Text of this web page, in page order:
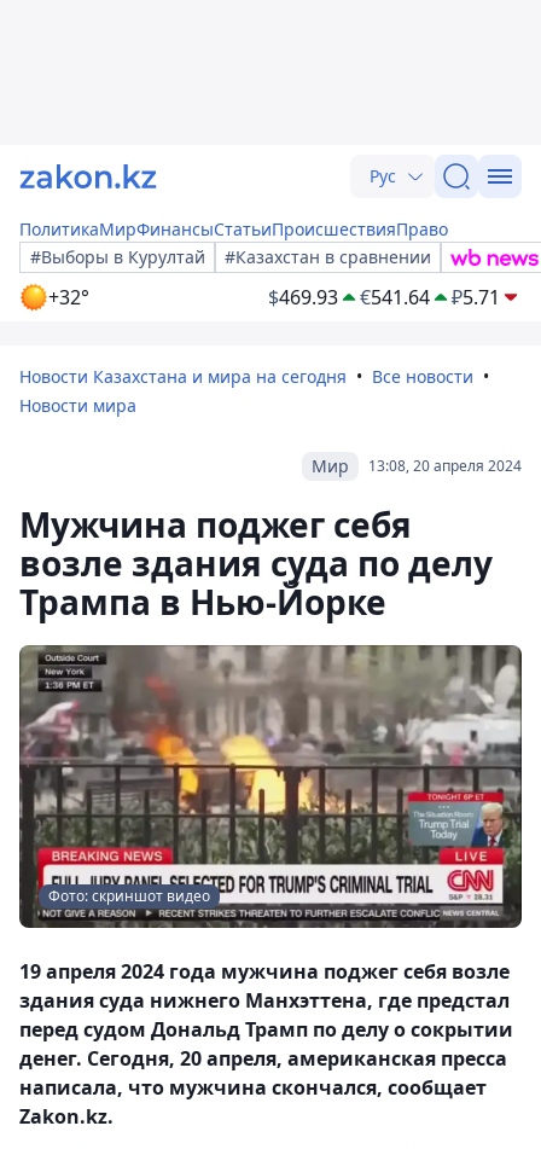
Рус
ПолитикаМирФинансыСтатьиПроисшествияПраво
#Выборы в Курултай
#Казахстан в сравнении
+32° $469.93 €541.64 ₽5.71
Новости Казахстана и мира на сегодня
Все новости
Новости мира
13:08, 20 апреля 2024
Мир
Мужчина поджег себя
возле здания суда по делу
Трампа в Нью-Йорке
Фото: скриншот видео
19 апреля 2024 года мужчина поджег себя возле
здания суда нижнего Манхэттена, где предстал
перед судом Дональд Трамп по делу о сокрытии
денег. Сегодня, 20 апреля, американская пресса
написала, что мужчина скончался, сообщает
Zakon.kz.